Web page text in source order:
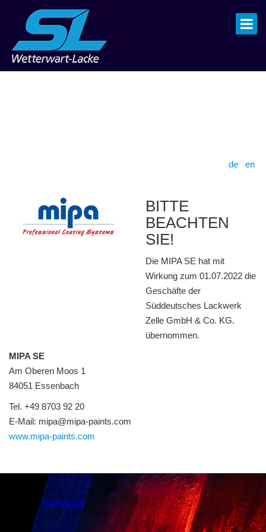
de en
BITTE
BEACHTEN
SIE!
Die MIPA SE hat mit
Wirkung zum 01.07.2022 die
Geschäfte der
Süddeutsches Lackwerk
Zelle GmbH & Co. KG.
übernommen.
MIPA SE
Am Oberen Moos 1
84051 Essenbach
Tel. +49 8703 92 20
E-Mail: mipa@mipa-paints.com
www.mipa-paints.com